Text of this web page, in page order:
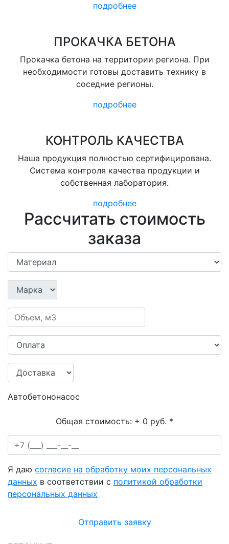
подробнее
ПРОКАЧКА БЕТОНА
Прокачка бетона на территории региона. При
необходимости готовы доставить технику в
соседние регионы.
подробнее
КОНТРОЛЬ КАЧЕСТВА
Наша продукция полностью сертифицирована.
Система контроля качества продукции и
собственная лаборатория.
подробнее
Рассчитать стоимость
заказа
Автобетононасос
Общая стоимость: + 0 руб. *
Я даю согласие на обработку моих персональных
данных в соответствии с политикой обработки
персональных данных
Отправить заявку